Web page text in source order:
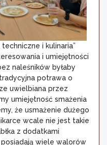
i kulinaria”
i umiejętności
naleśników byłaby
potrawa o
uwielbiana przez
umiejętność smażenia
że usmażenie dużego
wcale nie jest takie
z dodatkami
wiele walorów